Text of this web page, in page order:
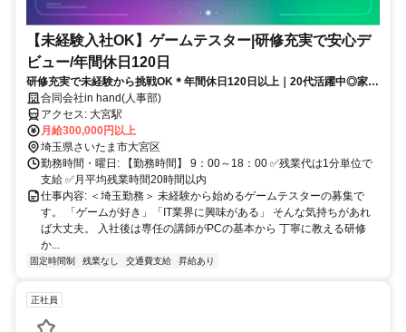
【未経験入社OK】ゲームテスター|研修充実で安心デ
ビュー/年間休日120日
研修充実で未経験から挑戦OK＊年間休日120日以上｜20代活躍中◎家賃
補助最大50％など安心の福利厚生あり
合同会社in hand(人事部)
アクセス: 大宮駅
月給300,000円以上
埼玉県さいたま市大宮区
勤務時間・曜日: 【勤務時間】 9：00～18：00 ✅残業代は1分単位で
支給 ✅月平均残業時間20時間以内
仕事内容: ＜埼玉勤務＞ 未経験から始めるゲームテスターの募集で
す。 「ゲームが好き」「IT業界に興味がある」 そんな気持ちがあれ
ば大丈夫。 入社後は専任の講師がPCの基本から 丁寧に教える研修
か...
固定時間制 残業なし 交通費支給 昇給あり
正社員